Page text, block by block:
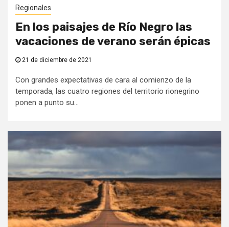
Regionales
En los paisajes de Río Negro las
vacaciones de verano serán épicas
21 de diciembre de 2021
Con grandes expectativas de cara al comienzo de la
temporada, las cuatro regiones del territorio rionegrino
ponen a punto su...